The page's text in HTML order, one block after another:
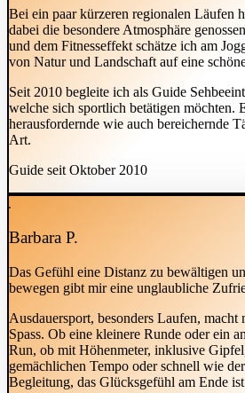
Bei ein paar kürzeren regionalen Läufen
dabei die besondere Atmosphäre
und dem Fitnesseffekt schätze ich am
von Natur und Landschaft auf eine
Seit 2010 begleite ich als Guide
welche sich sportlich betätigen möchten.
herausfordernde wie auch bereichernde
Art.
Guide seit Oktober 2010
Barbara P.
Das Gefühl eine Distanz zu bewältigen
bewegen gibt mir eine unglaubliche
Ausdauersport, besonders Laufen, macht
Spass. Ob eine kleinere Runde oder ein
Run, ob mit Höhenmeter, inklusive
gemächlichen Tempo oder schnell wie
Begleitung, das Glücksgefühl am Ende